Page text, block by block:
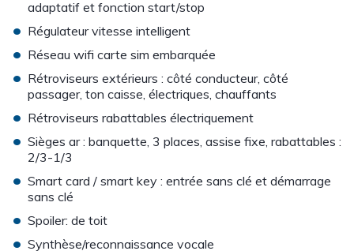
adaptatif et fonction start/stop
• Régulateur vitesse intelligent
• Réseau wifi carte sim embarquée
• Rétroviseurs extérieurs : côté conducteur, côté
passager, ton caisse, électriques, chauffants
• Rétroviseurs rabattables électriquement
• Sièges ar : banquette, 3 places, assise fixe, rabattables :
2/3-1/3
• Smart card / smart key : entrée sans clé et démarrage
sans clé
• Spoiler: de toit
• Synthèse/reconnaissance vocale